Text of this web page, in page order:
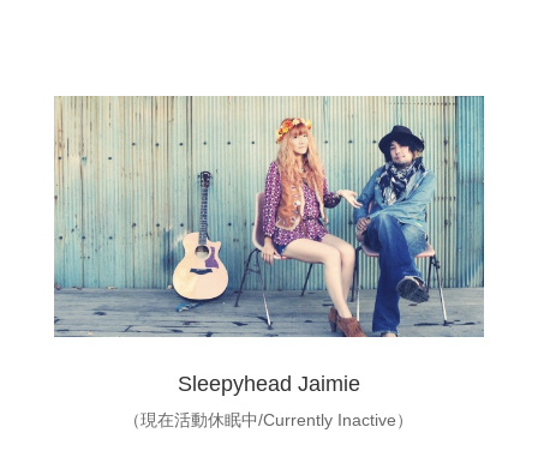
Sleepyhead Jaimie
（現在活動休眠中/Currently Inactive）